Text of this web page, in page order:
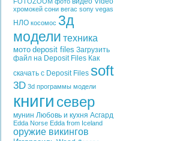
хромокей сони вегас sony vegas
НЛО косомос 3д
модели техника
мото deposit files Загрузить
файл на Deposit Files Как
скачать с Deposit Files soft
3D 3d программы модели
книги север
мунин Любовь и кухня Асгард
Edda Norse Edda from Iceland
оружие викингов